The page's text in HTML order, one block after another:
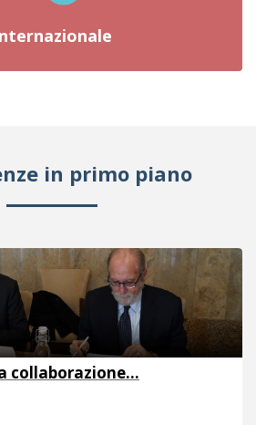
in primo piano
Scuola internazionale